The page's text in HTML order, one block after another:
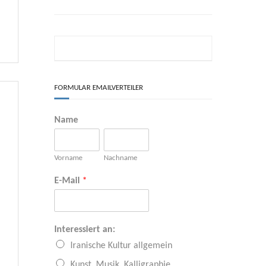
FORMULAR EMAILVERTEILER
Name
Vorname Nachname
E-Mail *
Interessiert an:
Iranische Kultur allgemein